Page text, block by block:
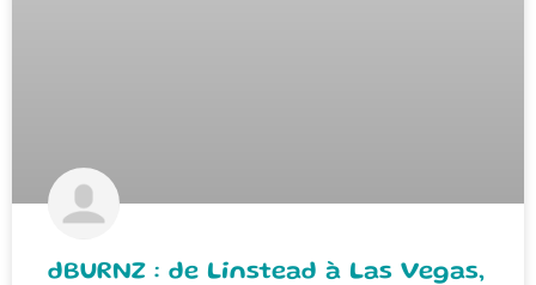
dBURNZ : de Linstead à Las Vegas,